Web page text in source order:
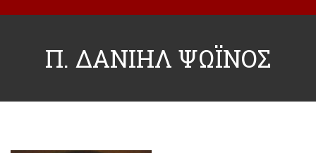
Π. ΔΑΝΙΗΛ ΨΩΪΝΟΣ